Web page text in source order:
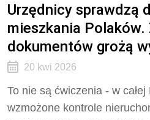
Urzędnicy sprawdzą
mieszkania Polaków.
dokumentów grożą
20 kwi 2026
To nie są ćwiczenia - w
wzmożone kontrole